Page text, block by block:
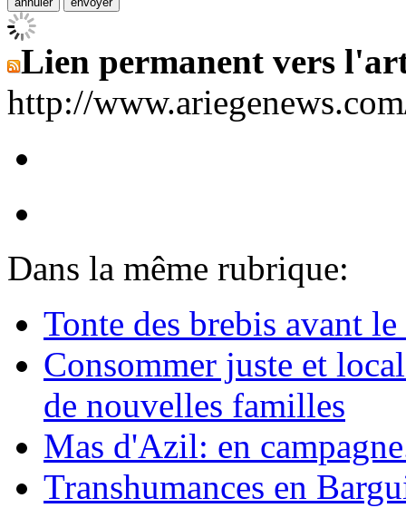
Lien permanent vers
http://
Dans la même rubrique:
Tonte des brebis avant
Consommer juste et
de nouvelles familles
Mas d'Azil: en
Transhumances en